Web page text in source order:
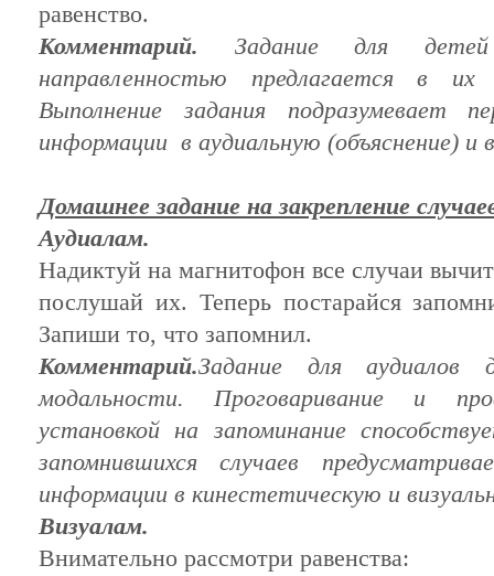
равенство.
Комментарий. Задание для детей
направленностью предлагается в их
Выполнение задания подразумевает
информации в аудиальную (объяснение) и
Домашнее задание на закрепление
Аудиалам.
Надиктуй на магнитофон все случаи
послушай их. Теперь постарайся
Запиши то, что запомнил.
Комментарий.Задание для
модальности. Проговаривание и
установкой на запоминание
запомнившихся случаев
информации в кинестетическую и
Визуалам.
Внимательно рассмотри равенства: